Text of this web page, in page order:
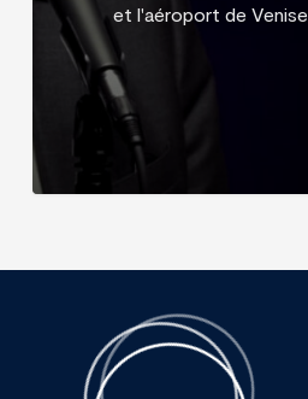
et l'aéroport de Venise